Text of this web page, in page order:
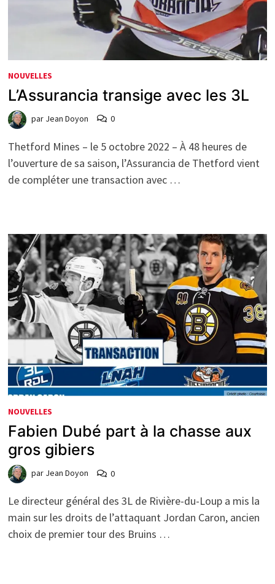
NOUVELLES
L’Assurancia transige avec les 3L
par Jean Doyon 0
Thetford Mines – le 5 octobre 2022 – À 48 heures de
l’ouverture de sa saison, l’Assurancia de Thetford vient
de compléter une transaction avec …
NOUVELLES
Fabien Dubé part à la chasse aux
gros gibiers
par Jean Doyon 0
Le directeur général des 3L de Rivière-du-Loup a mis la
main sur les droits de l’attaquant Jordan Caron, ancien
choix de premier tour des Bruins …